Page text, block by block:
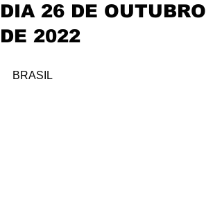
DIA 26 DE OUTUBRO
DE 2022
BRASIL